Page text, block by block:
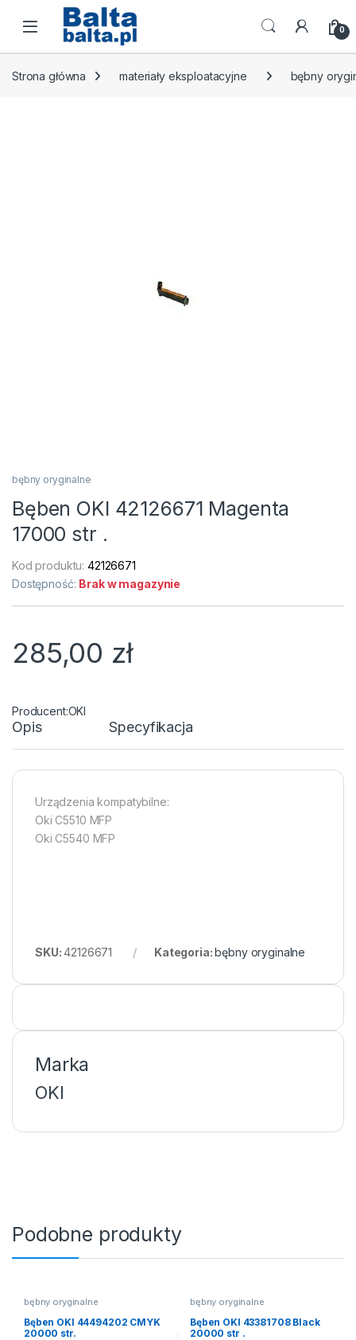
Skip to navigation
Skip to content
Open 0
Strona główna materiały eksploatacyjne bębny
bębny oryginalne
Bęben OKI 42126671 Magenta
17000 str .
Kod produktu:42126671
Dostępność: Brak w magazynie
285,00 zł
OKI
Opis Specyfikacja
Urządzenia kompatybilne:
Oki C5510 MFP
Oki C5540 MFP
SKU:42126671 Kategoria:bębny oryginalne
Marka
OKI
Podobne produkty
bębny oryginalne
Bęben OKI 44494202 CMYK
20000 str.
bębny oryginalne
Bęben OKI 43381708 Black
20000 str .